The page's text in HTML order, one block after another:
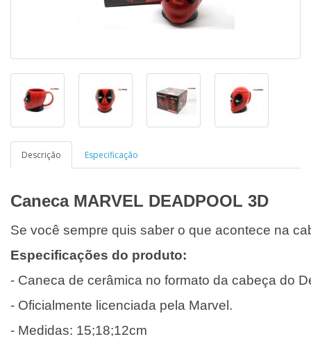
Descrição Especificação
Caneca MARVEL DEADPOOL 3D
Se você sempre quis saber o que acontece na
Especificações do produto:
- Caneca de cerâmica no formato da cabeça do
- Oficialmente licenciada pela Marvel.
- Medidas: 15;18;12cm